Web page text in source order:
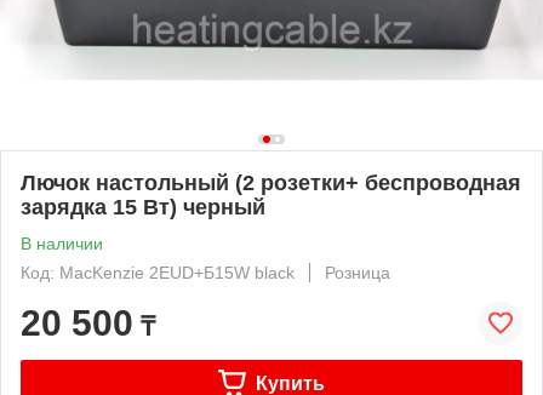
Лючок настольный (2 розетки+ беспроводная
зарядка 15 Вт) черный
В наличии
Код: MacKenzie 2EUD+Б15W black
Розница
20 500 ₸
Купить